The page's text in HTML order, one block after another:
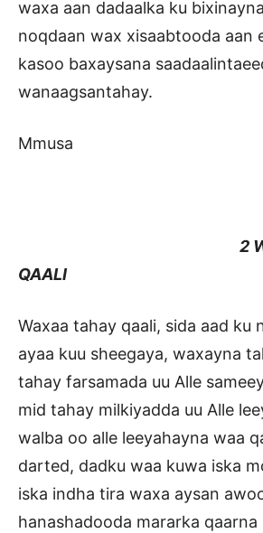
waxa aan dadaalka ku
noqdaan wax xisaabtooda aan
kasoo baxaysana
wanaagsantahay.
Mmusa
2
QAALI
Waxaa tahay qaali, sida aad ku
ayaa kuu sheegaya, waxayna
tahay farsamada uu Alle
mid tahay milkiyadda uu Alle
walba oo alle leeyahayna waa
darted, dadku waa kuwa iska
iska indha tira waxa aysan
hanashadooda mararka qaarna